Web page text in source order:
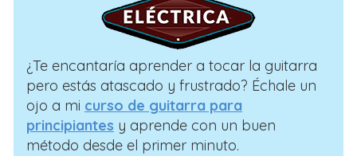
¿Te encantaría aprender a tocar la guitarra
pero estás atascado y frustrado? Échale un
ojo a mi curso de guitarra para
principiantes y aprende con un buen
método desde el primer minuto.